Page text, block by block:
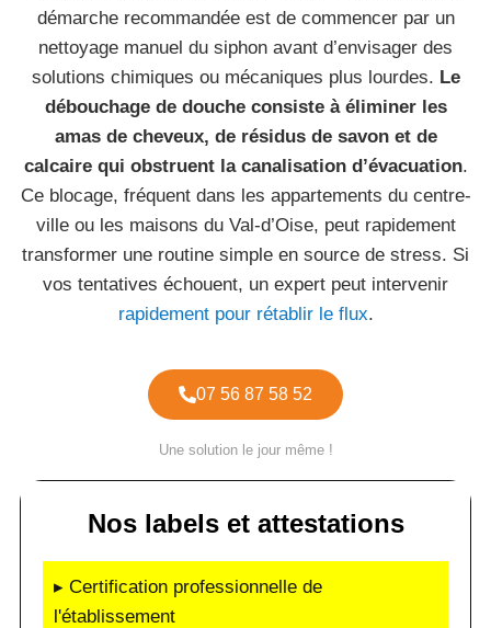
démarche recommandée est de commencer par un
nettoyage manuel du siphon avant d’envisager des
solutions chimiques ou mécaniques plus lourdes. Le
débouchage de douche consiste à éliminer les
amas de cheveux, de résidus de savon et de
calcaire qui obstruent la canalisation d’évacuation.
Ce blocage, fréquent dans les appartements du centre-
ville ou les maisons du Val-d’Oise, peut rapidement
transformer une routine simple en source de stress. Si
vos tentatives échouent, un expert peut intervenir
rapidement pour rétablir le flux.
07 56 87 58 52
Une solution le jour même !
Nos labels et attestations
▸ Certification professionnelle de
l'établissement